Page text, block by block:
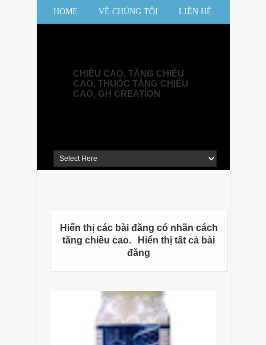
HOME VỀ CHÚNG TÔI LIÊN HỆ
CHIỀU CAO, TĂNG CHIỀU
CAO, THUỐC TĂNG CHIỀU
CAO, GH CREATION
Hiển thị các bài đăng có nhãn cách
tăng chiều cao.
Hiển thị tất cả bài
đăng